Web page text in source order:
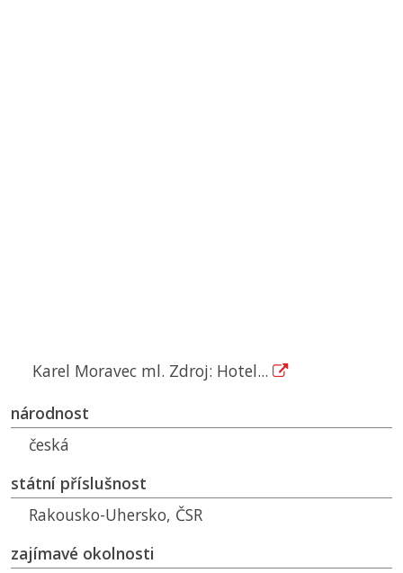
Karel Moravec ml. Zdroj: Hotel...
národnost
česká
státní příslušnost
Rakousko-Uhersko, ČSR
zajímavé okolnosti